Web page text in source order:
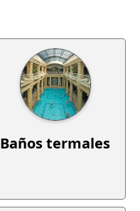
Baños termales